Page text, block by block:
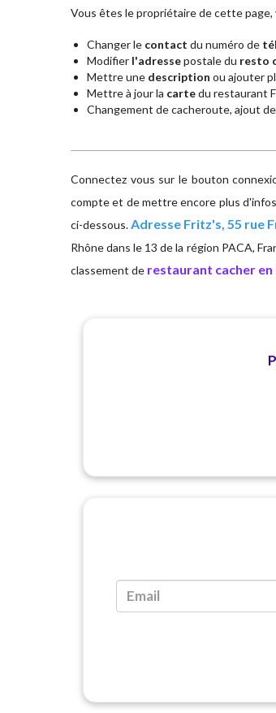
Vous êtes le propriétaire de cette page,
Changer le contact du numéro de
Modifier l'adressepostale du resto
Mettre une description ou ajouter
Mettre à jour la cartedu restaurant
Changement de cacheroute, ajout de
Connectez vous sur le bouton
compte et de mettre encore plus
ci-dessous. Adresse Fritz's, 55 rue
Rhône dans le 13 de la région PACA,
classement de restaurant cacher en